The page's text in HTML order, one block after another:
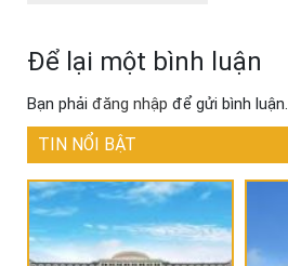
Để lại một bình luận
Bạn phải đăng nhập để gửi bình luận.
TIN NỔI BẬT